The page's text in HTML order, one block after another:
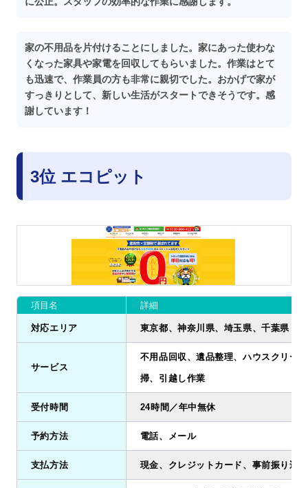
家の不用品を片付けることにしました。家にあった使わな
くなった家具や家電を回収してもらいました。作業はとて
も迅速で、作業員の方も非常に親切でした。おかげで家が
すっきりとして、新しい生活がスタートできそうです。感
謝しています！
3位 エコピット
項目名 詳細
対応エリア 東京都、神奈川県、埼玉県、千葉県
サービス
不用品回収、遺品整理、ハウスクリー
掃、引越し作業
受付時間 24時間／年中無休
予約方法 電話、メール
支払方法 現金、クレジットカード、事前振り込み